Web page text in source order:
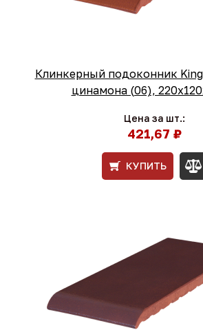
Клинкерный подоконник
цинамона (06),
Цена за шт.:
421,67 ₽
КУПИТЬ